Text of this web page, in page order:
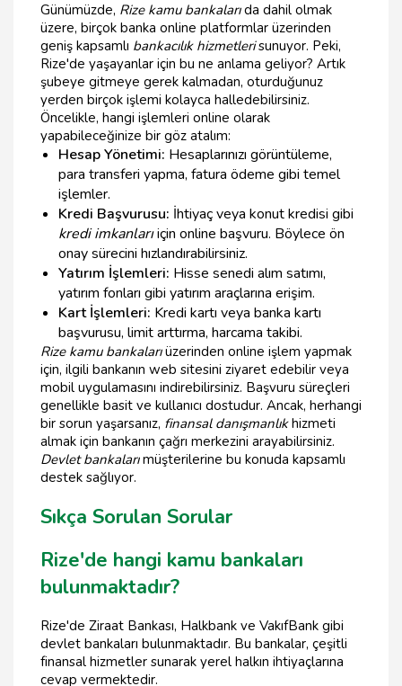
Günümüzde, Rize kamu bankalarıda dahil olmak
üzere, birçok banka online platformlar üzerinden
geniş kapsamlı bankacılık hizmetlerisunuyor. Peki,
Rize'de yaşayanlar için bu ne anlama geliyor? Artık
şubeye gitmeye gerek kalmadan, oturduğunuz
yerden birçok işlemi kolayca halledebilirsiniz.
Öncelikle, hangi işlemleri online olarak
yapabileceğinize bir göz atalım:
Hesap Yönetimi: Hesaplarınızı görüntüleme,
para transferi yapma, fatura ödeme gibi temel
işlemler.
Kredi Başvurusu: İhtiyaç veya konut kredisi gibi
kredi imkanlarıiçin online başvuru. Böylece ön
onay sürecini hızlandırabilirsiniz.
Yatırım İşlemleri: Hisse senedi alım satımı,
yatırım fonları gibi yatırım araçlarına erişim.
Kart İşlemleri: Kredi kartı veya banka kartı
başvurusu, limit arttırma, harcama takibi.
Rize kamu bankalarıüzerinden online işlem yapmak
için, ilgili bankanın web sitesini ziyaret edebilir veya
mobil uygulamasını indirebilirsiniz. Başvuru süreçleri
genellikle basit ve kullanıcı dostudur. Ancak, herhangi
bir sorun yaşarsanız, finansal danışmanlıkhizmeti
almak için bankanın çağrı merkezini arayabilirsiniz.
Devlet bankalarımüşterilerine bu konuda kapsamlı
destek sağlıyor.
Sıkça Sorulan Sorular
Rize'de hangi kamu bankaları
bulunmaktadır?
Rize'de Ziraat Bankası, Halkbank ve VakıfBank gibi
devlet bankaları bulunmaktadır. Bu bankalar, çeşitli
finansal hizmetler sunarak yerel halkın ihtiyaçlarına
cevap vermektedir.